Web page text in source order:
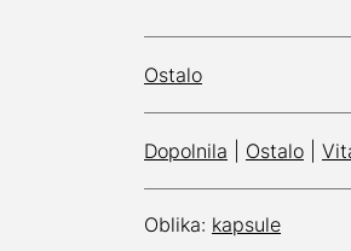
Ostalo
Dopolnila Ostalo
Oblika: kapsule